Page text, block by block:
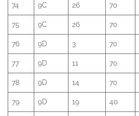
74 9C 26 70
75 9C 26 70
76 9D 3 70
77 9D 11 70
78 9D 14 70
79 9D 19 40